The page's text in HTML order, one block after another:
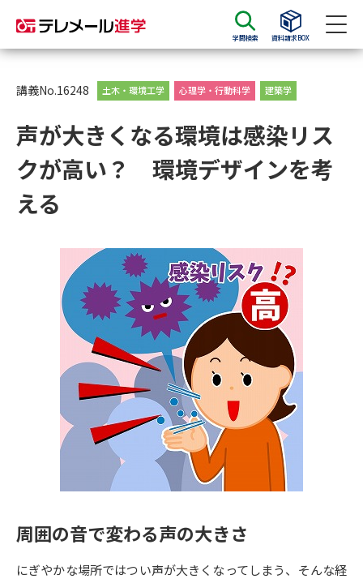
学問検索 資料請求BOX
資料請求 資料検索
大学・短大の資料種類から請求
大学パンフ
大学・短大以外の資料から請求
専門学校の資料請求 大学院の資料請求
留学・進学関連、塾・予備校
大学入学共通テスト「受験案
内」の請求
大学入学共通テスト「受験上の
高等学校卒業程度認定試験
高等学校（情報）教員資格認定
講義No.16248 土木・環境工学 心理学・行動科学 建築学
声が大きくなる環境は感染リス
クが高い？ 環境デザインを考
える
周囲の音で変わる声の大きさ
にぎやかな場所ではつい声が大きくなってしまう、そんな経